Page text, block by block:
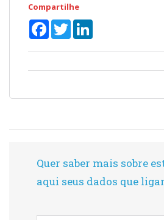
Compartilhe
FacebookTwitter
Quer saber mais sobre
aqui seus dados que